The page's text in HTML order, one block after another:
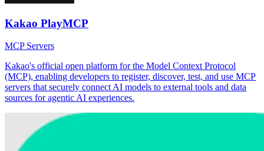
Kakao PlayMCP
MCP Servers
Kakao's official open platform for the Model Context Protocol
(MCP), enabling developers to register, discover, test, and use MCP
servers that securely connect AI models to external tools and data
sources for agentic AI experiences.